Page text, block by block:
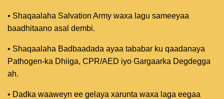
• Shaqaalaha Salvation Army waxa lagu sameeyaa
baadhitaano asal dembi.
• Shaqaalaha Badbaadada ayaa tababar ku qaadanaya
Pathogen-ka Dhiiga, CPR/AED iyo Gargaarka Degdegga
ah.
• Dadka waaweyn ee gelaya xarunta waxa laga eegaa